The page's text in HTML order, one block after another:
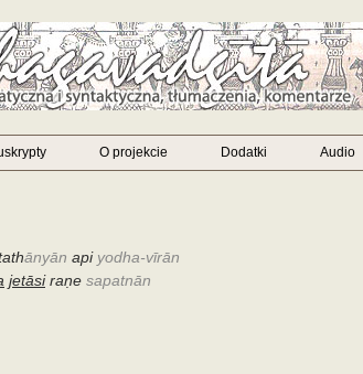
O projekcie Dodatki Audio
ānyān api yodha-vīrān
jetāsiraṇe sapatnān